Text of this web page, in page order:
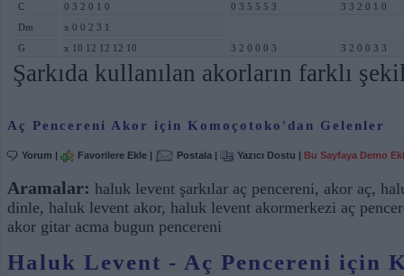
C
0 3 2 0 1 0 0 3 5 5 5 3
3 3 2 0 1 0
Dm
x 0 0 2 3 1
G
x 10 12 12 12 10 3 2 0 0 0 3 3 2 0 0 3 3
Şarkıda kullanılan akorların farklı
Aç Pencereni Akor için Komoçotoko'dan Gelenler
Yorum | Favorilere Ekle | Postala | Yazıcı Dostu | Bu Sayfaya Demo
Aramalar: haluk levent şarkılar aç pencereni, akor aç,
dinle, haluk levent akor, haluk levent akormerkezi aç
akor gitar acma bugun pencereni
Haluk Levent - Aç Pencereni için